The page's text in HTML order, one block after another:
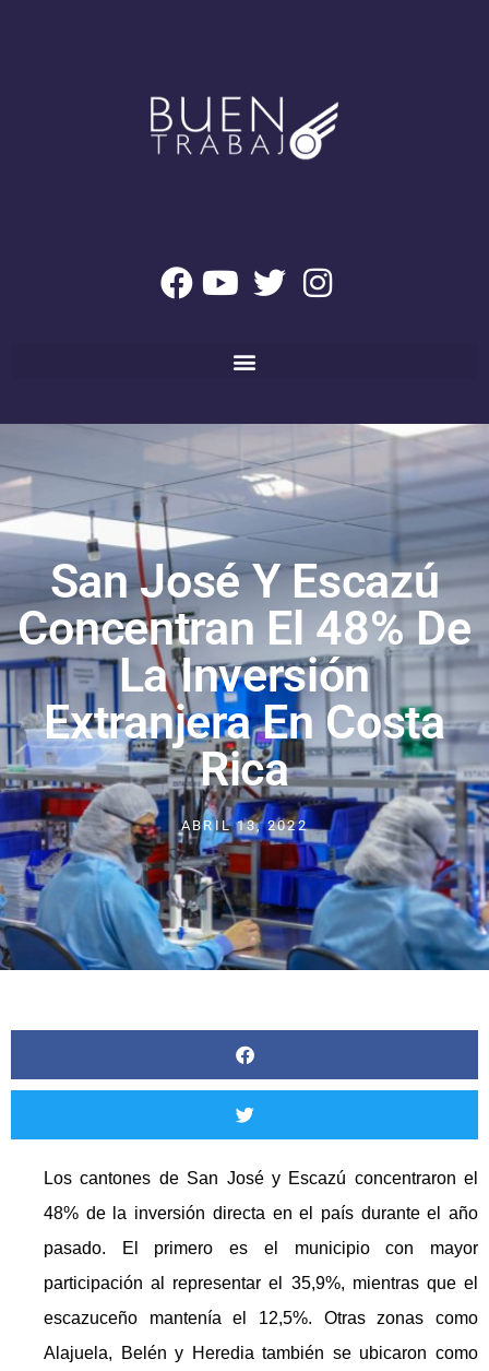
San José Y Escazú
Concentran El 48% De
La Inversión
Extranjera En Costa
Rica
ABRIL 13, 2022
Los cantones de San José y Escazú concentraron el
48% de la inversión directa en el país durante el año
pasado. El primero es el municipio con mayor
participación al representar el 35,9%, mientras que el
escazuceño mantenía el 12,5%. Otras zonas como
Alajuela, Belén y Heredia también se ubicaron como